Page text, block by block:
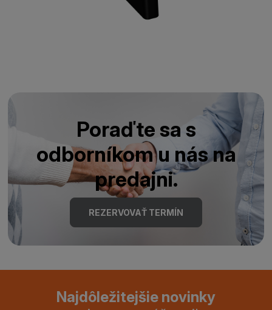
Poraďte sa s
odborníkom u nás na
predajni.
REZERVOVAŤ TERMÍN
Najdôležitejšie novinky